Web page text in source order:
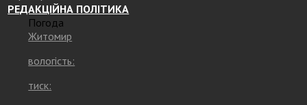
РЕДАКЦІЙНА ПОЛІТИКА
Погода
Житомир
вологість:
тиск: